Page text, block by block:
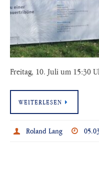
Freitag, 10. Juli um 15:30
WEITERLESEN
Roland Lang